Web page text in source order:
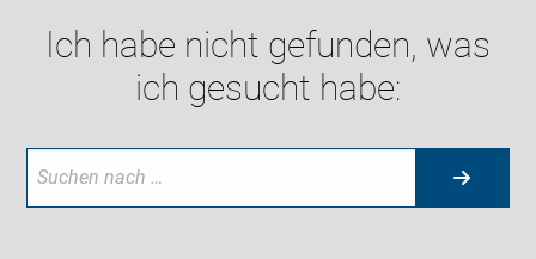
Ich habe nicht gefunden, was
ich gesucht habe: